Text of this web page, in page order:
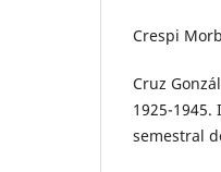
Crespi
Cruz
1925-1945.
semestral